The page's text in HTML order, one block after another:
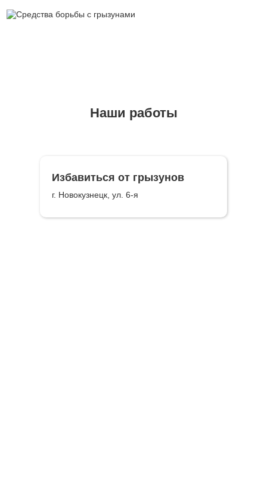
Наши работы
Избавиться от грызунов
г. Новокузнецк, ул. 6-я